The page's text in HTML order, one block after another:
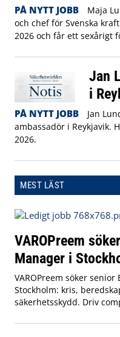
PÅ NYTT JOBB
Maja
och chef för Svenska
2026 och får ett sexårigt
Jan
i
PÅ NYTT JOBB
Jan
ambassadör i Reykjavik.
2026.
MEST LÄST
VAROPreem
Manager i
VAROPreem söker
Stockholm: kris,
säkerhetsskydd. Driv